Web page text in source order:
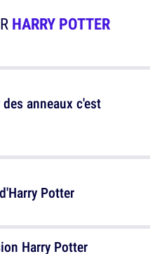
HARRY POTTER
anneaux c'est
Harry Potter
Potter